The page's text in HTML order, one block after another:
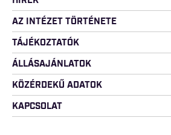
AZ INTÉZET TÖRTÉNETE
TÁJÉKOZTATÓK
ÁLLÁSAJÁNLATOK
KÖZÉRDEKŰ ADATOK
KAPCSOLAT